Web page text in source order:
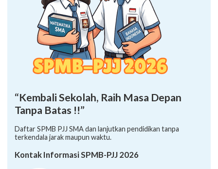
“Kembali Sekolah, Raih Masa Depan
Tanpa Batas !!”
Daftar SPMB PJJ SMA dan lanjutkan pendidikan tanpa
terkendala jarak maupun waktu.
Kontak Informasi SPMB-PJJ 2026